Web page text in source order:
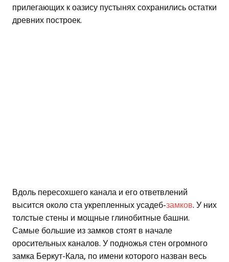
прилегающих к оазису пустынях сохранились остатки
древних построек.
Вдоль пересохшего канала и его ответвлений
высится около ста укрепленных усадеб-замков. У них
толстые стены и мощные глинобитные башни.
Самые большие из замков стоят в начале
оросительных каналов. У подножья стен огромного
замка Беркут-Кала, по имени которого назван весь